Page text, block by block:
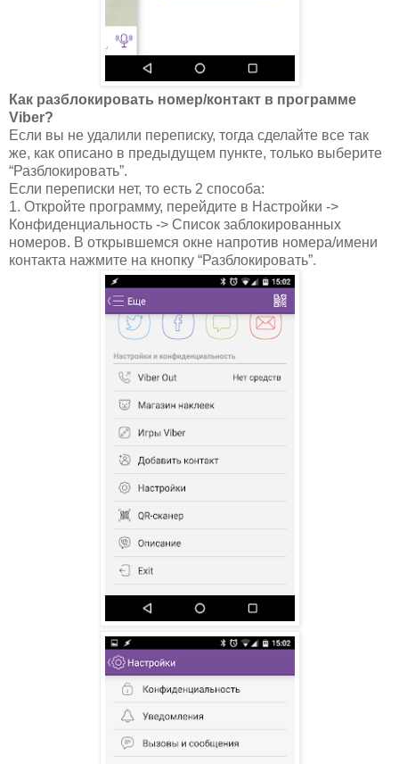
Как разблокировать номер/контакт в программе
Viber?
Если вы не удалили переписку, тогда сделайте все так
же, как описано в предыдущем пункте, только выберите
“Разблокировать”.
Если переписки нет, то есть 2 способа:
1. Откройте программу, перейдите в Настройки ->
Конфиденциальность -> Список заблокированных
номеров. В открывшемся окне напротив номера/имени
контакта нажмите на кнопку “Разблокировать”.